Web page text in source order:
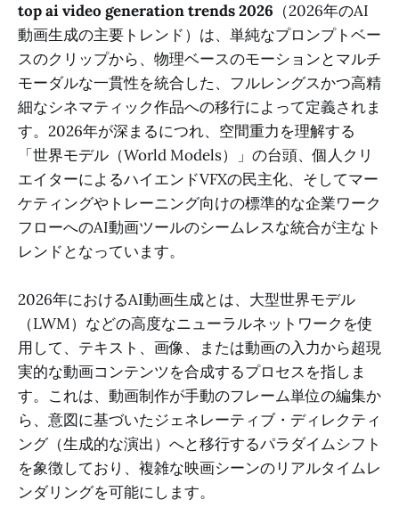
top ai video generation trends 2026 （2026年のAI
動画生成の主要トレンド）は、単純なプロンプトベー
スのクリップから、物理ベースのモーションとマルチ
モーダルな一貫性を統合した、フルレングスかつ高精
細なシネマティック作品への移行によって定義されま
す。2026年が深まるにつれ、空間重力を理解する
「世界モデル（World Models）」の台頭、個人クリ
エイターによるハイエンドVFXの民主化、そしてマー
ケティングやトレーニング向けの標準的な企業ワーク
フローへのAI動画ツールのシームレスな統合が主なト
レンドとなっています。
2026年におけるAI動画生成とは、大型世界モデル
（LWM）などの高度なニューラルネットワークを使
用して、テキスト、画像、または動画の入力から超現
実的な動画コンテンツを合成するプロセスを指しま
す。これは、動画制作が手動のフレーム単位の編集か
ら、意図に基づいたジェネレーティブ・ディレクティ
ング（生成的な演出）へと移行するパラダイムシフト
を象徴しており、複雑な映画シーンのリアルタイムレ
ンダリングを可能にします。